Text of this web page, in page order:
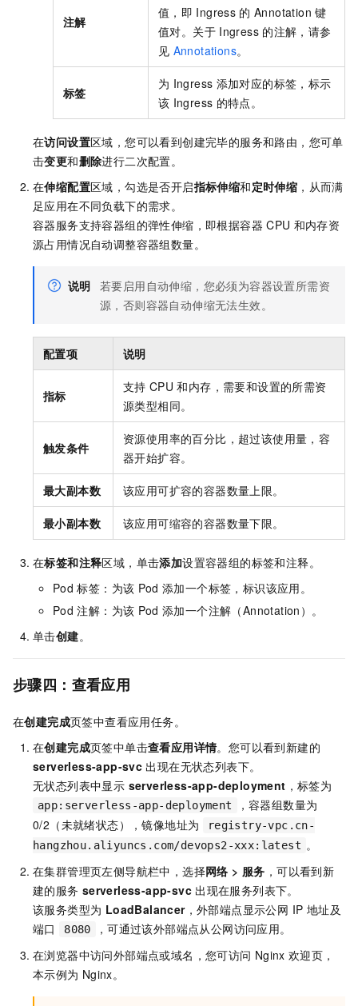
注解
值，即 Ingress 的 Annotation 键
值对。关于 Ingress 的注解，请参
见 Annotations。
标签
为 Ingress 添加对应的标签，标示
该 Ingress 的特点。
在访问设置区域，您可以看到创建完毕的服务和路由，您可单
击变更和删除进行二次配置。
在伸缩配置区域，勾选是否开启指标伸缩和定时伸缩 ，从而满
足应用在不同负载下的需求。
容器服务支持容器组的弹性伸缩，即根据容器 CPU 和内存资
源占用情况自动调整容器组数量。
说明 若要启用自动伸缩，您必须为容器设置所需资
源，否则容器自动伸缩无法生效。
配置项 说明
指标
支持 CPU 和内存，需要和设置的所需资
源类型相同。
触发条件
资源使用率的百分比，超过该使用量，容
器开始扩容。
最大副本数 该应用可扩容的容器数量上限。
最小副本数 该应用可缩容的容器数量下限。
在标签和注释区域，单击添加设置容器组的标签和注释。
Pod 标签：为该 Pod 添加一个标签，标识该应用。
Pod 注解：为该 Pod 添加一个注解（Annotation）。
单击创建。
步骤四：查看应用
在创建完成页签中查看应用任务。
在创建完成页签中单击查看应用详情。您可以看到新建的
serverless-app-svc 出现在无状态列表下。
无状态列表中显示 serverless-app-deployment ，标签为
app:serverless-app-deployment
，容器组数量为
0/2（未就绪状态），镜像地址为
registry-vpc.cn-
hangzhou.aliyuncs.com/devops2-xxx:latest 。
在集群管理页左侧导航栏中，选择网络 > 服务 ，可以看到新
建的服务 serverless-app-svc 出现在服务列表下。
该服务类型为 LoadBalancer，外部端点显示公网 IP 地址及
端口
8080
，可通过该外部端点从公网访问应用。
在浏览器中访问外部端点或域名，您可访问 Nginx 欢迎页，
本示例为 Nginx。